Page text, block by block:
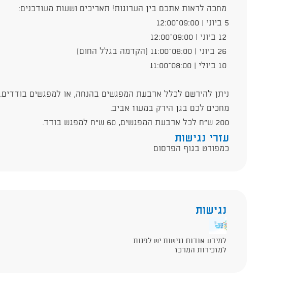
מחכה לראות אתכם בין הערוגות! תאריכים ושעות מעודכנים:
5 ביוני | 09:00–12:00
ניתן להירשם לכלל ארבעת המפגשים בהנחה, או למפגשים בודדים.
מחכים לכם בגן הירק במעוז אביב.
200 ש"ח לכל ארבעת המפגשים, 60 ש"ח למפגש בודד.
עזרי נגישות
כמפורט בגוף הפרסום
נגישות
למידע אודות נגישות יש לפנות
למזכירות המרכז